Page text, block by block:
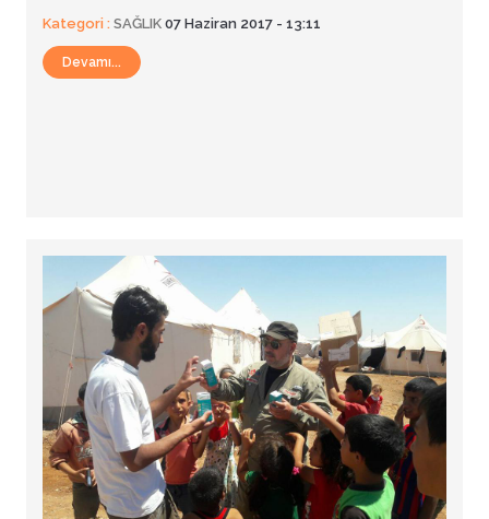
Kategori : SAĞLIK 07 Haziran 2017 - 13:11
Devamı...